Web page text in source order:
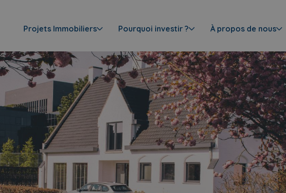
Projets Immobiliers Pourquoi investir ? À propos de nous